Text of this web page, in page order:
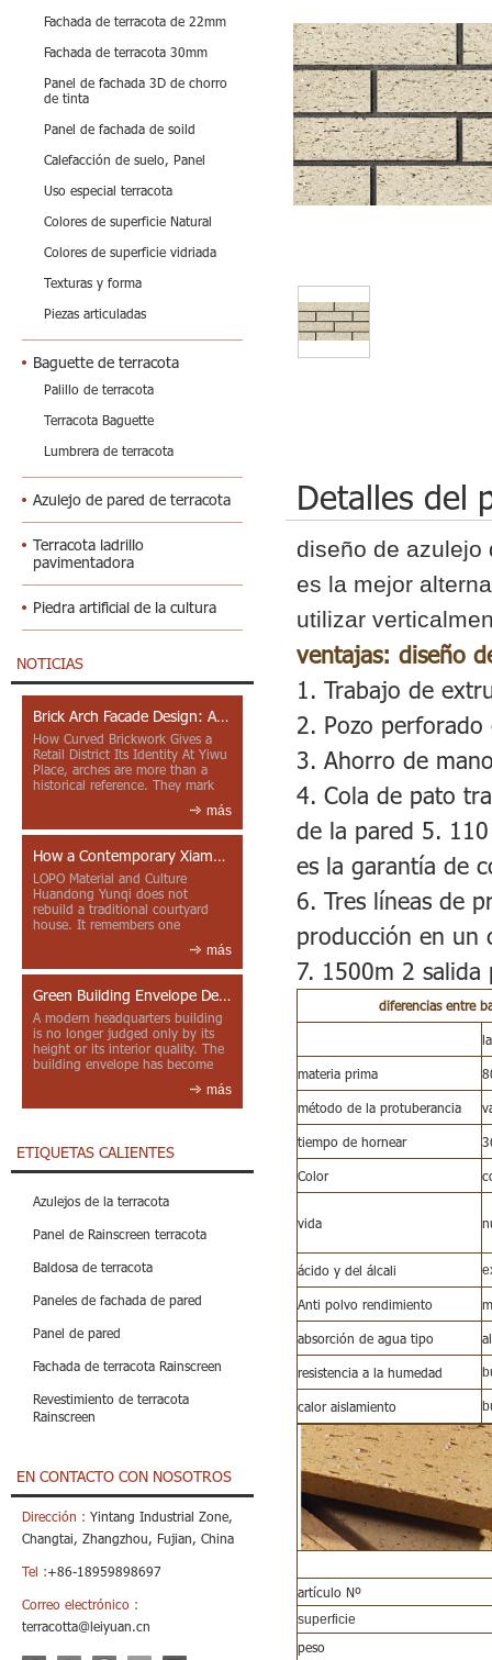
Fachada de terracota de 22mm
Fachada de terracota 30mm
Panel de fachada 3D de chorro
de tinta
Panel de fachada de soild
Calefacción de suelo, Panel
Uso especial terracota
Colores de superficie Natural
Colores de superficie vidriada
Texturas y forma
Piezas articuladas
Baguette de terracota
Palillo de terracota
Terracota Baguette
Lumbrera de terracota
Azulejo de pared de terracota
Terracota ladrillo
pavimentadora
Piedra artificial de la cultura
NOTICIAS
Brick Arch Facade Design: A Closer Look at Yiwu Place
How Curved Brickwork Gives a
Retail District Its Identity At Yiwu
Place, arches are more than a
historical reference. They mark
más
How a Contemporary Xiamen Project Reframes Minnan Red Brick
LOPO Material and Culture
Huandong Yunqi does not
rebuild a traditional courtyard
house. It remembers one
más
Green Building Envelope Design: Clay Sunscreen Fins for Modern Headquarters Architecture
A modern headquarters building
is no longer judged only by its
height or its interior quality. The
building envelope has become
más
ETIQUETAS CALIENTES
Azulejos de la terracota
Panel de Rainscreen terracota
Baldosa de terracota
Paneles de fachada de pared
Panel de pared
Fachada de terracota Rainscreen
Revestimiento de terracota
Rainscreen
EN CONTACTO CON NOSOTROS
Dirección : Yintang Industrial Zone,
Changtai, Zhangzhou, Fujian, China
Tel :+86-18959898697
Correo electrónico :
terracotta@leiyuan.cn
Detalles del
diseño de azulejo
es la mejor
utilizar
ventajas: diseño
1. Trabajo de
2. Pozo
3. Ahorro de
4. Cola de pato
de la pared 5.
es la garantía de
6. Tres líneas de
producción en un
7. 1500m 2
diferencias entre
materia prima
método de la protuberancia
tiempo de hornear
Color
vida
ácido y del álcali
Anti polvo rendimiento
absorción de agua tipo
resistencia a la humedad
calor aislamiento
artículo Nº
superficie
peso